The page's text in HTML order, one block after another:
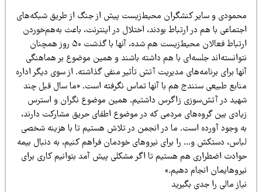
و سایر کنشگران محیط‌زیست پیش از جنگ از طریق شبکه‌های
با هم در ارتباط بودند، اختلال در اینترنت، باعث به‌هم‌خوردن
ارتباط فعالان محیط‌زیست هم شده، آنها با گذشت ۵۰ روز همچنان
جلسه‌ای با هم داشته باشند و همین موضوع بر هماهنگی
برای برنامه‌های مدیریت آتش تأثیر منفی گذاشته. از سوی دیگر اداره
طبیعی سنندج هم با آنها تماس نگرفته است. «ما سال قبل چند
در آتش‌سوزی زاگرس داشتیم. همین موضوع نگران و استرس
بین گروه‌های مردمی که در موضوع اطفای حریق مشارکت دارند،
وجود آورده است. ما در انجمن در تلاش هستیم تا با هزینه شخصی
دستکش و… را برای نیروهای خودمان فراهم کنیم، به دنبال بیمه
اضطراری هم هستیم تا اگر مشکلی پیش آمد بتوانیم کاری برای
انجام دهیم.»
مالی را جدی بگیرید